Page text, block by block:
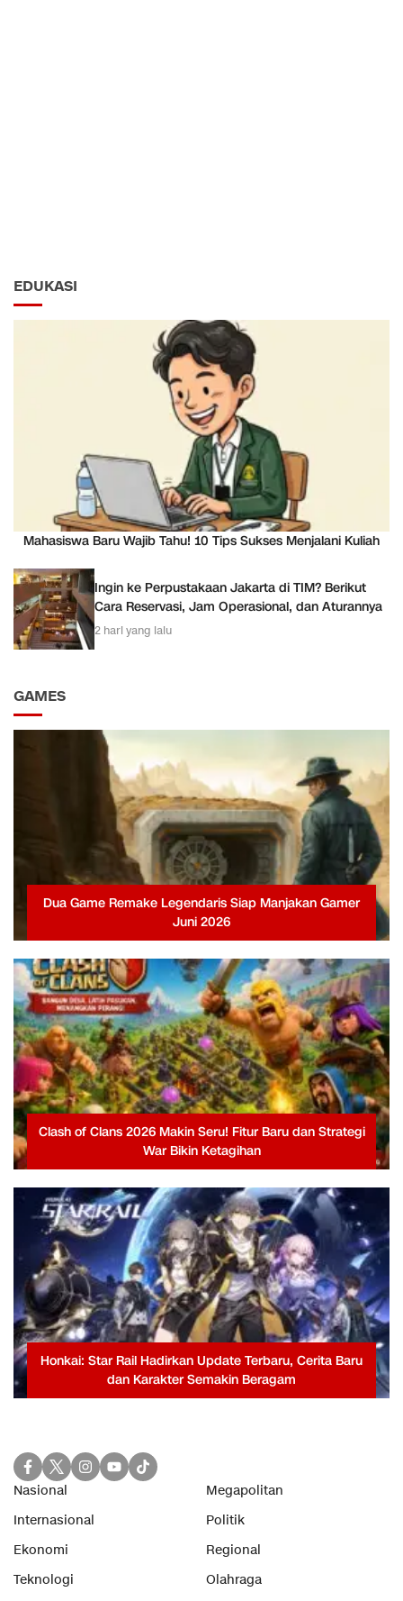
EDUKASI
Mahasiswa Baru Wajib Tahu! 10 Tips Sukses Menjalani Kuliah
Ingin ke Perpustakaan Jakarta di TIM? Berikut
Cara Reservasi, Jam Operasional, dan Aturannya
2 hari yang lalu
GAMES
Dua Game Remake Legendaris Siap Manjakan Gamer
Juni 2026
Clash of Clans 2026 Makin Seru! Fitur Baru dan Strategi
War Bikin Ketagihan
Honkai: Star Rail Hadirkan Update Terbaru, Cerita Baru
dan Karakter Semakin Beragam
Nasional
Megapolitan
Internasional
Politik
Ekonomi
Regional
Teknologi
Olahraga